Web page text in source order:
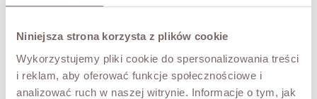
Niniejsza strona korzysta z plików cookie
Wykorzystujemy pliki cookie do spersonalizowania treści
i reklam, aby oferować funkcje społecznościowe i
analizować ruch w naszej witrynie. Informacje o tym, jak
The Maxwell mohair sweater, made from 81% kid mohair.
Soft, warm and delicate. Three-quarter sleeves, dropped
shoulder line and a V-neckline. A wonderful choice for
women who love both style and everyday comfort.
• shedding of fine fibres is a natural characteristic